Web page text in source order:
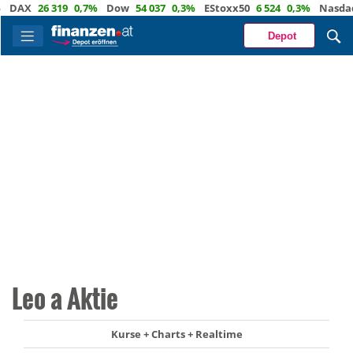
26 319 0,7% Dow 54 037 0,3% EStoxx50 6 524 0,3% Nasdaq
Depot
Leo a Aktie
Kurse + Charts + Realtime